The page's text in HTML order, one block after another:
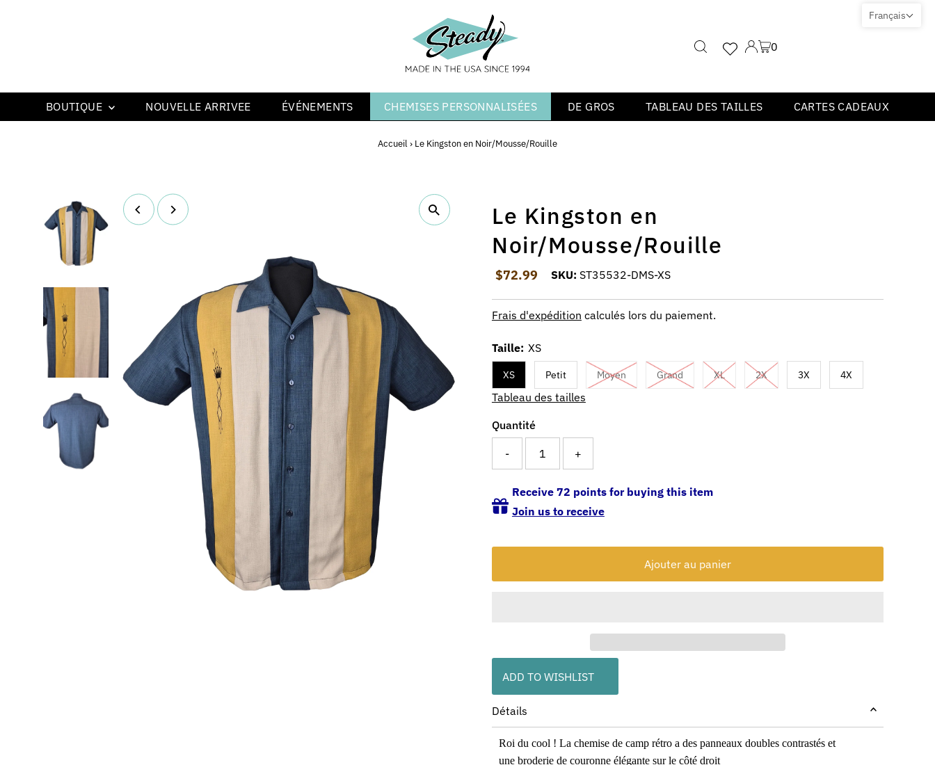
0
BOUTIQUE NOUVELLE ARRIVEE ÉVÉNEMENTS CHEMISES PERSONNALISÉES DE GROS TABLEAU DES TAILLES CARTES CADEAUX
Accueil› Le Kingston en Noir/Mousse/Rouille
Le Kingston en
Noir/Mousse/Rouille
Prix ordinaire
$72.99 SKU: ST35532-DMS-XS
Frais d'expédition calculés lors du paiement.
Taille: XS
XS Petit Moyen Grand XL 2X 3X 4X
Tableau des tailles
Quantité
- +
Receive 72 points for buying this item
Join us to receive
ADD TO WISHLIST
Détails
Roi du cool ! La chemise de camp rétro a des panneaux doubles contrastés et
une broderie de couronne élégante sur le côté droit
Français